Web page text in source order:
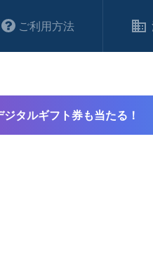
ご利用方法
タルギフト券も当たる！